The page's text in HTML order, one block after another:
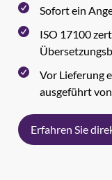
Sofort ein
ISO 17100
Vor Lieferung
ausgeführt
Erfahren Sie